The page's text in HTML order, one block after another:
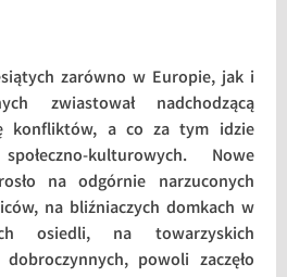
zarówno w Europie, jak i
zwiastował nadchodzącą
konfliktów, a co za tym idzie
kulturowych. Nowe
na odgórnie narzuconych
na bliźniaczych domkach w
osiedli, na towarzyskich
powoli zaczęło